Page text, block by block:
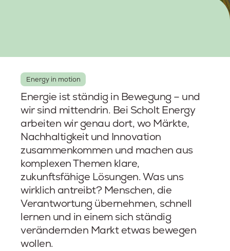
Energy in motion
Energie ist ständig in Bewegung – und
wir sind mittendrin. Bei Scholt Energy
arbeiten wir genau dort, wo Märkte,
Nachhaltigkeit und Innovation
zusammenkommen und machen aus
komplexen Themen klare,
zukunftsfähige Lösungen. Was uns
wirklich antreibt? Menschen, die
Verantwortung übernehmen, schnell
lernen und in einem sich ständig
verändernden Markt etwas bewegen
wollen.